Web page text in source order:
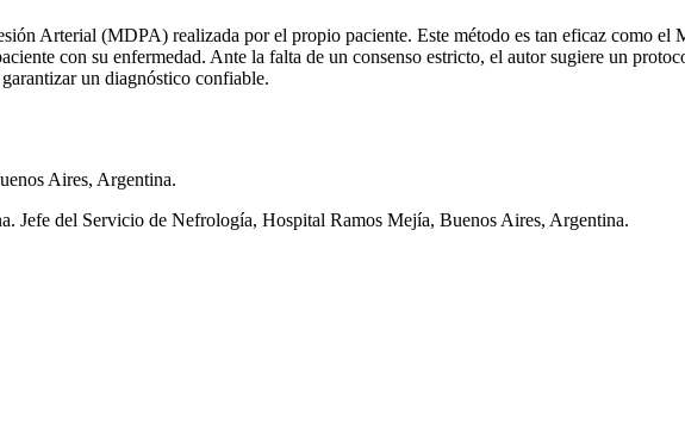
Arterial (MDPA) realizada por el propio paciente. Este método es tan eficaz como el
con su enfermedad. Ante la falta de un consenso estricto, el autor sugiere un
un diagnóstico confiable.
Aires, Argentina.
Jefe del Servicio de Nefrología, Hospital Ramos Mejía, Buenos Aires, Argentina.